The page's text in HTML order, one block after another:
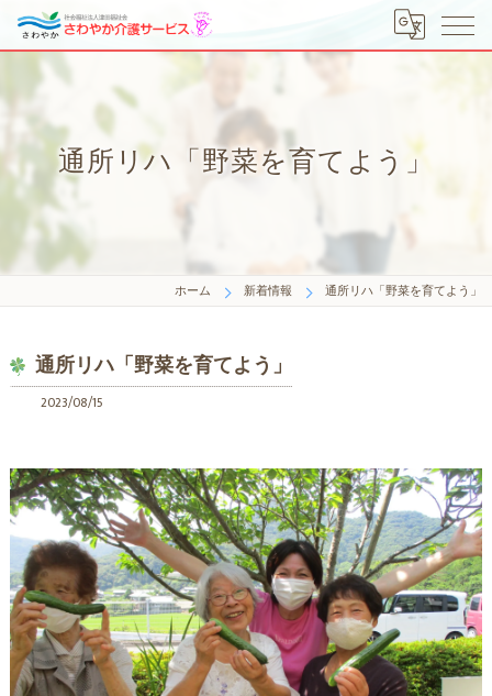
通所リハ「野菜を育てよう」
ホーム 新着情報 通所リハ「野菜を育てよう」
通所リハ「野菜を育てよう」
2023/08/15